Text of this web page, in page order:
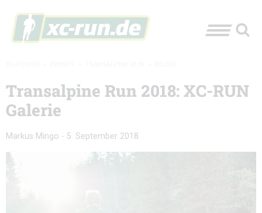
Transalpine Run 2018: XC-RUN
Galerie
Markus Mingo - 5. September 2018